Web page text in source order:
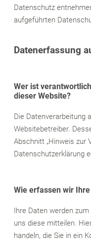
Datenschutz
aufgeführten
Datenerfassung
Wer ist
dieser Website?
Die Datenverarbeitung
Websitebetreiber.
Abschnitt „Hinweis zur
Datenschutzerklärung
Wie erfassen wir Ihre
Ihre Daten werden
uns diese mitteilen.
handeln, die Sie in ein